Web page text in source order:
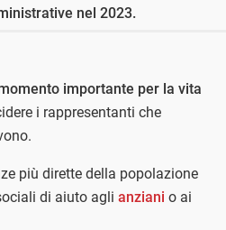
nel 2023.
importante per la vita
i rappresentanti che
più dirette della popolazione
di aiuto agli anziani o ai